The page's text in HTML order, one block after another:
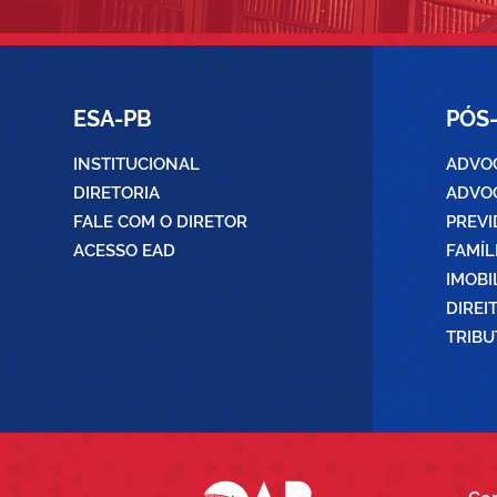
ESA-PB
INSTITUCIONAL
DIRETORIA
FALE COM O DIRETOR
ACESSO EAD